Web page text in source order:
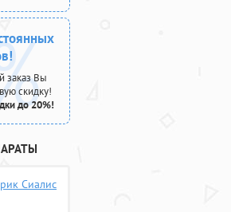
заказ Вы
скидку!
до 20%!
Сиалис